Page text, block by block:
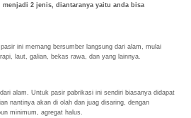
2 jenis, diantaranya yaitu anda bisa
ini memang bersumber langsung dari alam, mulai
laut, galian, bekas rawa, dan yang lainnya.
alam. Untuk pasir pabrikasi ini sendiri biasanya didapat
nantinya akan di olah dan juag disaring, dengan
minimum, agregat halus.